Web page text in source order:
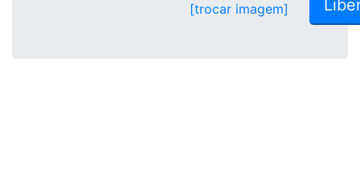
[trocar imagem]